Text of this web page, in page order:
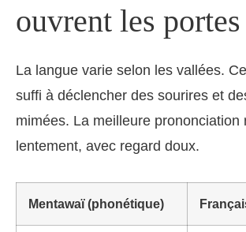
ouvrent les portes
La langue varie selon les vallées.
suffi à déclencher des sourires et
mimées. La meilleure prononciation
lentement, avec regard doux.
Mentawaï (phonétique)